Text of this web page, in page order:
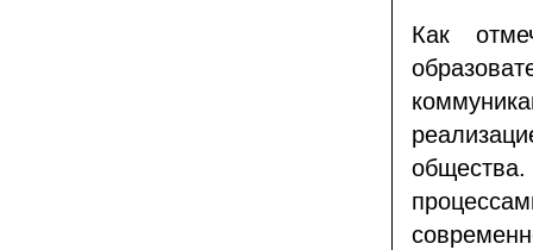
Как